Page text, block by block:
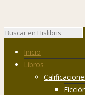
Inicio
Libros
Ficción